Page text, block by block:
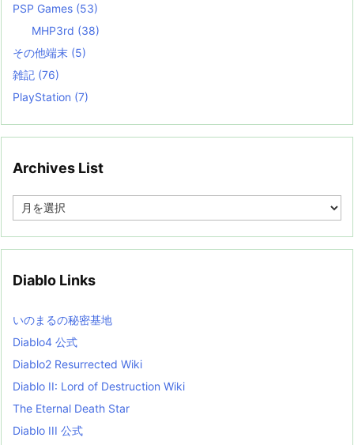
PSP Games (53)
MHP3rd (38)
その他端末 (5)
雑記 (76)
PlayStation (7)
Archives List
e
i
s
t
Diablo Links
いのまるの秘密基地
Diablo4 公式
Diablo2 Resurrected Wiki
Diablo II: Lord of Destruction Wiki
The Eternal Death Star
Diablo III 公式